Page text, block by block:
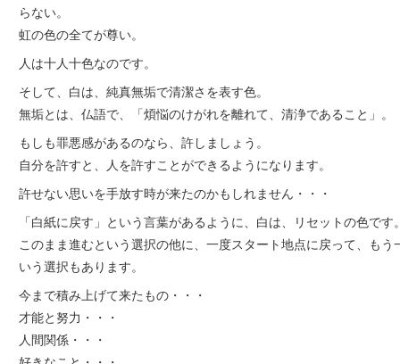
らない。
虹の色の全てが尊い。
人は十人十色なのです。
そして、白は、純真無垢で清潔さを表す色。
無垢とは、仏語で、「煩悩のけがれを離れて、清浄であること」。
もしも罪悪感があるのなら、許しましょう。
自分を許すと、人を許すことができるようになります。
許せない思いを手放す時が来たのかもしれません・・・
「白紙に戻す」という言葉があるように、白は、リセットの色です。
このまま進むという選択の他に、一度スタート地点に戻って、もう
いう選択もあります。
今まで積み上げて来たもの・・・
才能と努力・・・
人間関係・・・